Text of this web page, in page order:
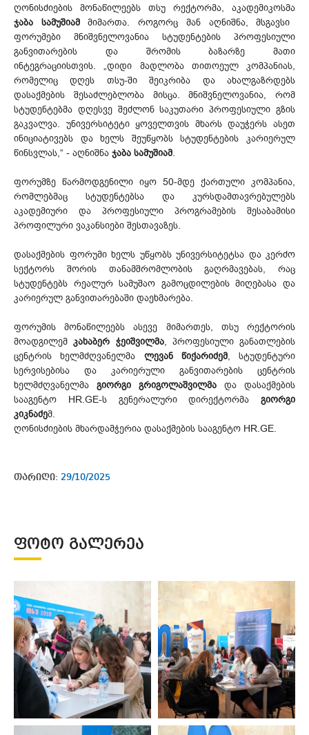
ღონისძიების მონაწილეებს თსუ რექტორმა, აკადემიკოსმა
ჯაბა სამუშიამმიმართა. როგორც მან აღნიშნა, მსგავსი
ფორუმები მნიშვნელოვანია სტუდენტების პროფესიული
განვითარების და შრომის ბაზარზე მათი
ინტეგრაციისთვის. „დიდი მადლობა თითოეულ კომპანიას,
რომელიც დღეს თსუ-ში შეიკრიბა და ახალგაზრდებს
დასაქმების შესაძლებლობა მისცა. მნიშვნელოვანია, რომ
სტუდენტებმა დღესვე შეძლონ საკუთარი პროფესიული გზის
გაკვალვა. უნივერსიტეტი ყოველთვის მხარს დაუჭერს ასეთ
ინიციატივებს და ხელს შეუწყობს სტუდენტების კარიერულ
წინსვლას,“ - აღნიშნა ჯაბა სამუშიამ.
ფორუმზე წარმოდგენილი იყო 50-მდე ქართული კომპანია,
რომლებმაც სტუდენტებსა და კურსდამთავრებულებს
აკადემიური და პროფესიული პროგრამების შესაბამისი
პროფილური ვაკანსიები შესთავაზეს.
დასაქმების ფორუმი ხელს უწყობს უნივერსიტეტსა და კერძო
სექტორს შორის თანამშრომლობის გაღრმავებას, რაც
სტუდენტებს რეალურ სამუშაო გამოცდილების მიღებასა და
კარიერულ განვითარებაში დაეხმარება.
ფორუმის მონაწილეებს ასევე მიმართეს, თსუ რექტორის
მოადგილემკახაბერ ჭეიშვილმა, პროფესიული განათლების
ცენტრის ხელმძღვანელმა ლევან წიქარიძემ, სტუდენტური
სერვისებისა და კარიერული განვითარების ცენტრის
ხელმძღვანელმა გიორგი გრიგოლაშვილმა და დასაქმების
სააგენტო HR.GE-ს გენერალური დირექტორმა გიორგი
კიკნაძემ.
ღონისძიების მხარდამჭერია დასაქმების სააგენტო HR.GE.
თარიღი: 29/10/2025
ᲤᲝᲢᲝ ᲒᲐᲚᲔᲠᲔᲐ